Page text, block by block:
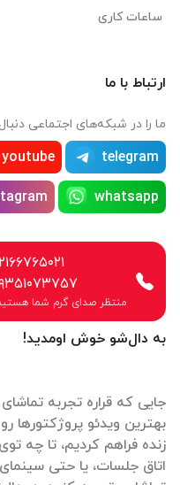
به دال‌شو خوش اومدید!
جایی که قراره تجربه
بهترین ویدئو پروژکتورها
زنده فراهم کردیم، تا چه
اتاق جلسات، یا حتی
ساعات کاری
ارتباط با ما
ما را در شبکه‌های اجتماعی
telegram
youtube
whatsapp
منتظر صدای گرم شما